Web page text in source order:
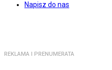
Napisz do nas
REKLAMA I PRENUMERATA